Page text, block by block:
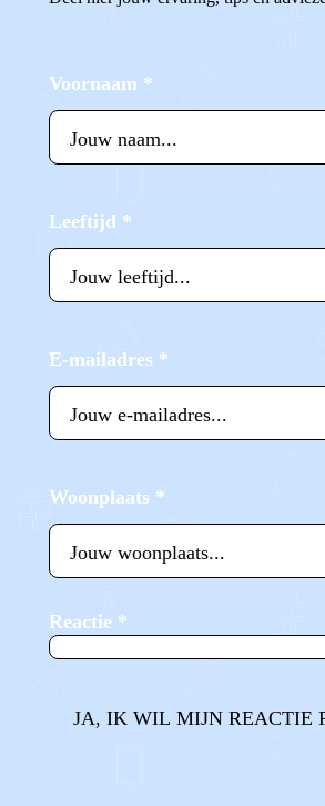
Voornaam *
Leeftijd *
E-mailadres *
Woonplaats *
Reactie *
JA, IK WIL MIJN REACTIE